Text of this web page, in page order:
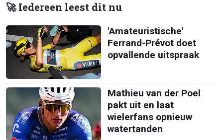
🚀 Iedereen leest dit nu
'Amateuristische'
Ferrand-Prévot doet
opvallende uitspraak
Mathieu van der Poel
pakt uit en laat
wielerfans opnieuw
watertanden